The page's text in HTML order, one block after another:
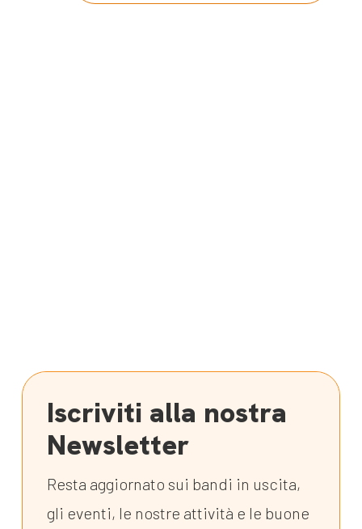
Iscriviti alla nostra
Newsletter
Resta aggiornato sui bandi in uscita,
gli eventi, le nostre attività e le buone